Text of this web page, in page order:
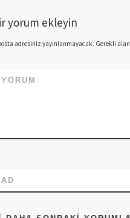
yorum ekleyin
adresiniz yayınlanmayacak. Gerekli
YORUM
AD